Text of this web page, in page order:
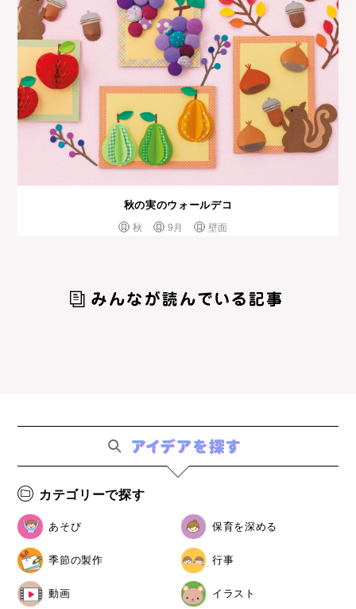
秋の実のウォールデコ
秋 9月 壁面
カテゴリーで探す
あそび 保育を深める
季節の製作 行事
動画 イラスト